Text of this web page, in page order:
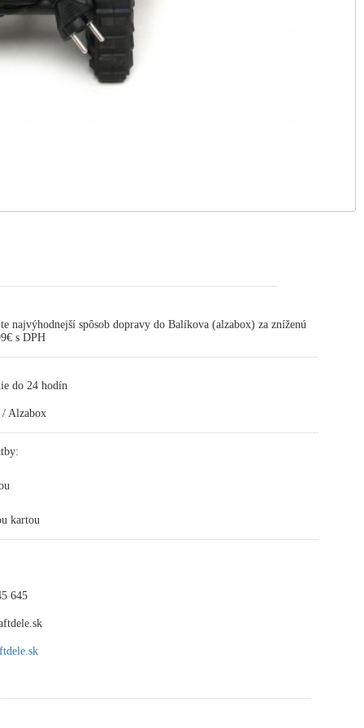
najvýhodnejší spôsob dopravy do Balíkova (alzabox) za zníženú
s DPH
do 24 hodín
Alzabox
kartou
645